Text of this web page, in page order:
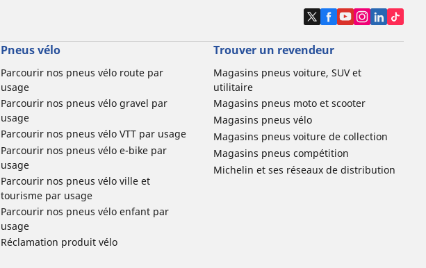
Pneus vélo
Parcourir nos pneus vélo route par
usage
Parcourir nos pneus vélo gravel par
usage
Parcourir nos pneus vélo VTT par usage
Parcourir nos pneus vélo e-bike par
usage
Parcourir nos pneus vélo ville et
tourisme par usage
Parcourir nos pneus vélo enfant par
usage
Réclamation produit vélo
Trouver un revendeur
Magasins pneus voiture, SUV et
utilitaire
Magasins pneus moto et scooter
Magasins pneus vélo
Magasins pneus voiture de collection
Magasins pneus compétition
Michelin et ses réseaux de distribution